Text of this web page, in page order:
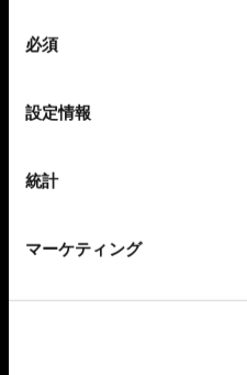
必須
設定情報
統計
マーケティング